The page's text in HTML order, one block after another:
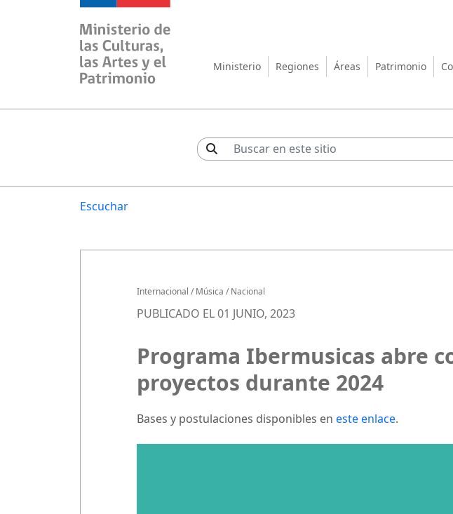
Ministerio de las Culturas, las
Ministerio Regiones Áreas Patrimonio
Escuchar
Internacional /Música /Nacional
PUBLICADO EL 01 JUNIO, 2023
Programa Ibermusicas abre
proyectos durante 2024
Bases y postulaciones disponibles en este enlace.